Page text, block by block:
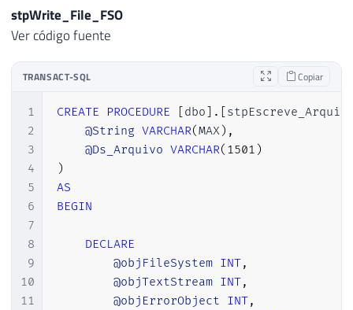
stpWrite_File_FSO
Ver código fuente
TRANSACT-SQL Copiar
1
2
3
4
5
6
7
8
9
10
11
CREATE PROCEDURE dbo .
@String VARCHAR(MAX) ,
@Ds_Arquivo VARCHAR( 1501 )
)
AS
BEGIN
DECLARE
@objFileSystem INT,
@objTextStream INT,
@objErrorObject INT,